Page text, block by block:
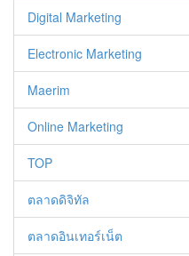
Digital Marketing
Electronic Marketing
Maerim
Online Marketing
TOP
ตลาดดิจิทัล
ตลาดอินเทอร์เน็ต